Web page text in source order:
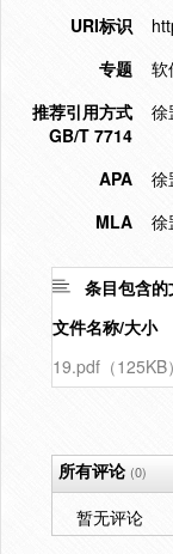
URI标识
专题
软
推荐引用方式
GB/T 7714
徐
APA
徐
MLA
徐
条目包含的
文件名称/大小
19.pdf（125KB）
所有评论(0)
暂无评论